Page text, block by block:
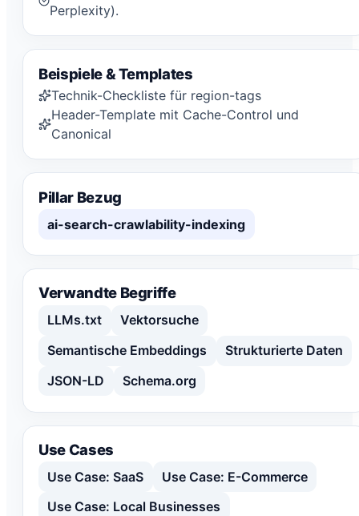
Perplexity).
Beispiele & Templates
Technik-Checkliste für region-tags
Header-Template mit Cache-Control und
Canonical
Pillar Bezug
ai-search-crawlability-indexing
Verwandte Begriffe
LLMs.txt
Vektorsuche
Semantische Embeddings
Strukturierte Daten
JSON-LD
Schema.org
Use Cases
Use Case: SaaS
Use Case: E-Commerce
Use Case: Local Businesses